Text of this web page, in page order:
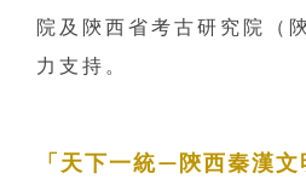
院及陝西省考古研究院（
力支持。
「天下一統—陝西秦漢